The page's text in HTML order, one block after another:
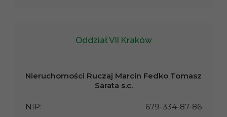
Oddział VII Kraków
Nieruchomości Ruczaj Marcin Fedko Tomasz
Sarata s.c.
NIP:
679-334-87-86